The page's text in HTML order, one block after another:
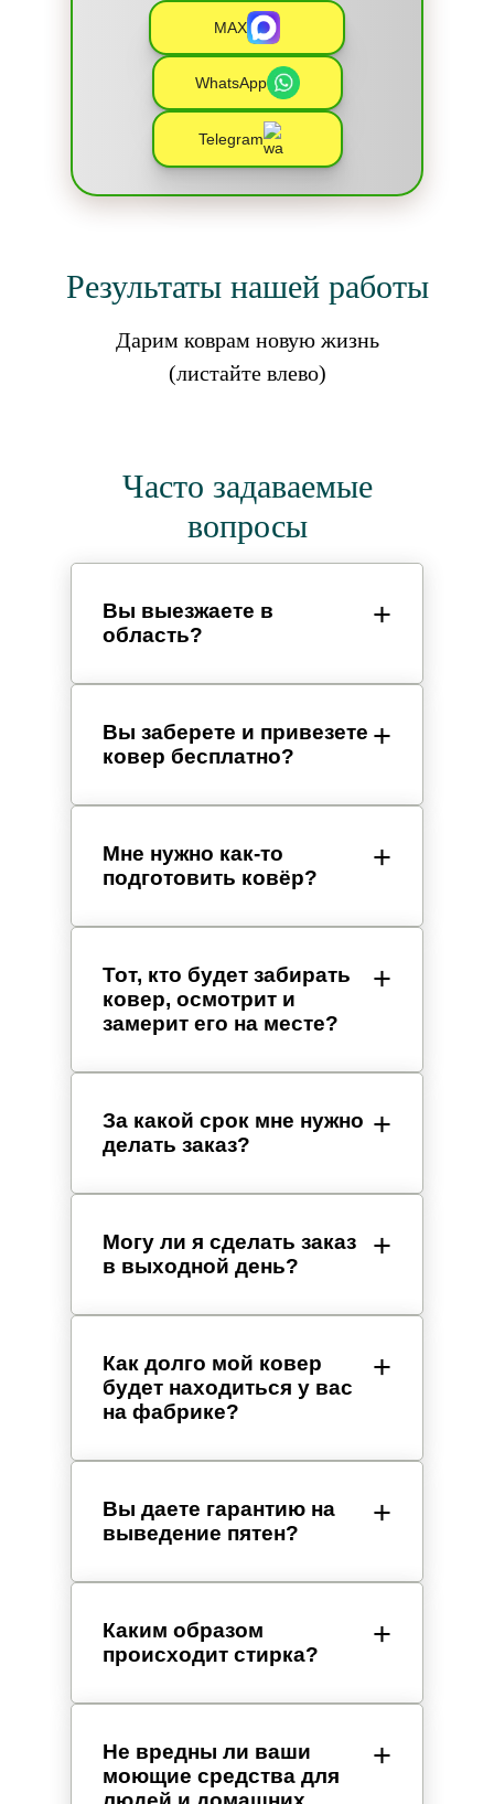
MAX
WhatsApp
Telegram
Результаты нашей работы
Дарим коврам новую жизнь
(листайте влево)
Часто задаваемые
вопросы
Вы выезжаете в
область?
Вы заберете и привезете
ковер бесплатно?
Мне нужно как-то
подготовить ковёр?
Тот, кто будет забирать
ковер, осмотрит и
замерит его на месте?
За какой срок мне нужно
делать заказ?
Могу ли я сделать заказ
в выходной день?
Как долго мой ковер
будет находиться у вас
на фабрике?
Вы даете гарантию на
выведение пятен?
Каким образом
происходит стирка?
Не вредны ли ваши
моющие средства для